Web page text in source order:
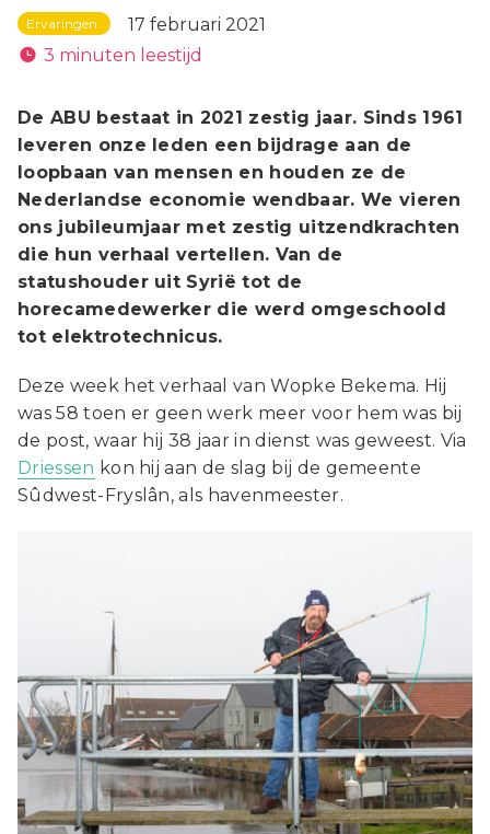
Ervaringen
17 februari 2021
3 minuten leestijd
De ABU bestaat in 2021 zestig jaar. Sinds 1961
leveren onze leden een bijdrage aan de
loopbaan van mensen en houden ze de
Nederlandse economie wendbaar. We vieren
ons jubileumjaar met zestig uitzendkrachten
die hun verhaal vertellen. Van de
statushouder uit Syrië tot de
horecamedewerker die werd omgeschoold
tot elektrotechnicus.
Deze week het verhaal van Wopke Bekema. Hij
was 58 toen er geen werk meer voor hem was bij
de post, waar hij 38 jaar in dienst was geweest. Via
Driessen kon hij aan de slag bij de gemeente
Sûdwest-Fryslân, als havenmeester.